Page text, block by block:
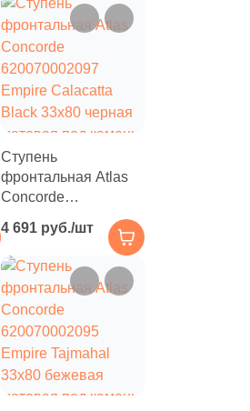
матовая под камень
Ступень
фронтальная Atlas
Concorde
Empire Calacatta
Black 33x80 черная
матовая под камень
4 691 руб./шт